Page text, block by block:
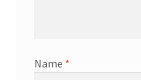
Name *